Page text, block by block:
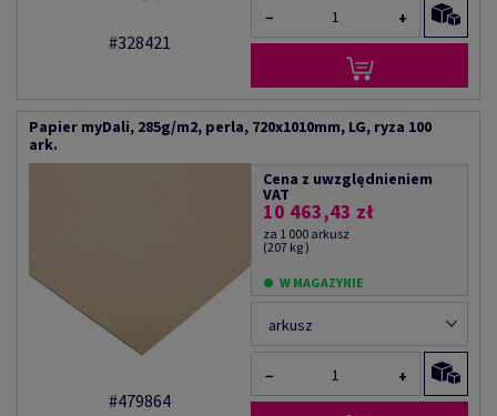
#328421
− +
Papier myDali, 285g/m2, perla, 720x1010mm, LG, ryza 100
ark.
#479864
Cena z uwzględnieniem
VAT
10 463,43 zł
za 1 000 arkusz
(207 kg )
W MAGAZYNIE
arkusz
− +